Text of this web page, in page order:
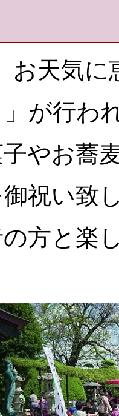
お天気
」が行わ
やお蕎
祝い致
方と楽